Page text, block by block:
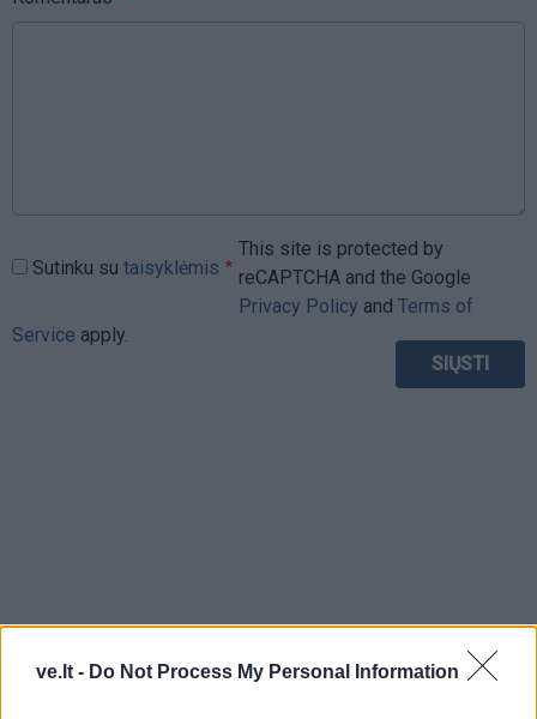
ve.lt - Do Not Process My Personal Information
Sutinku su taisyklėmis
This site is protected by
reCAPTCHA and the Google
Privacy Policy and Terms of
Service apply.